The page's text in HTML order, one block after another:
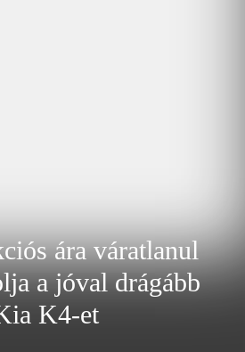
ára váratlanul
a jóval drágább
K4-et